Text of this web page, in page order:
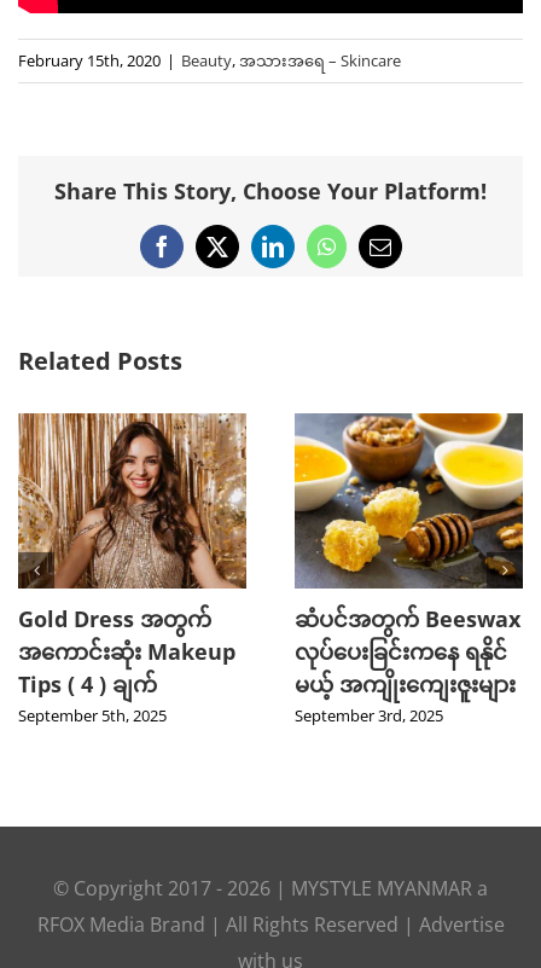
February 15th, 2020 | Beauty,အသားအရေ – Skincare
Share This Story, Choose Your Platform!
Facebook
X LinkedInWhatsApp
Email
Related Posts
Gold Dress အတွက်
အကောင်းဆုံး Makeup
Tips ( 4 ) ချက်
September 5th, 2025
ဆံပင်အတွက် Beeswax
လုပ်ပေးခြင်းကနေ ရနိုင်
မယ့် အကျိုးကျေးဇူးများ
September 3rd, 2025
© Copyright 2017 - 2026 | MYSTYLE MYANMAR a
RFOX Media Brand | All Rights Reserved | Advertise
with us